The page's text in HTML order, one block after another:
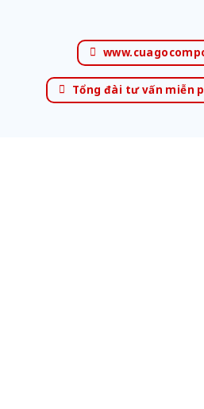
Tổng đài tư vấn miễn